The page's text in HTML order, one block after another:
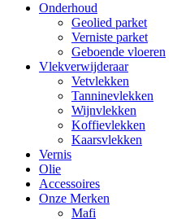
Onderhoud
Geolied parket
Verniste parket
Geboende vloeren
Vlekverwijderaar
Vetvlekken
Tanninevlekken
Wijnvlekken
Koffievlekken
Kaarsvlekken
Vernis
Olie
Accessoires
Onze Merken
Mafi